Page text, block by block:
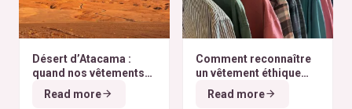
Désert d’Atacama :
quand nos vêtements
finissent à l’autre bout
du monde
Read more
Comment reconnaître
un vêtement éthique
selon nos critères ?
Read more